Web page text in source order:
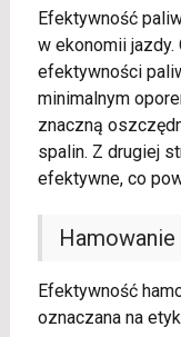
Efektywność
w ekonomii jazdy.
efektywności
minimalnym
znaczną
spalin. Z drugiej
efektywne, co
Efektywność
oznaczana na